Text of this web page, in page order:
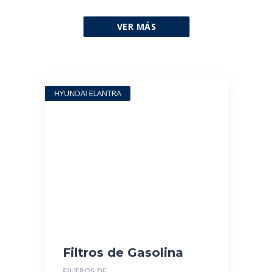
VER MÁS
Filtros de Gasolina
Sumergibles MGR-
HYUNDAI ELANTRA